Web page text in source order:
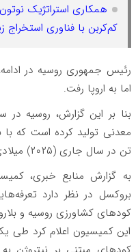
کم‌کربن با فناوری استخراج
رئیس جمهوری روسیه در
اما به اروپا رفت.
تن در سال جاری (۲۰۲۵) میلادی افزایش خواهد یافت.
به گزارش منابع خبری،
بروکسل در نظر دارد
کودهای کشاورزی روسیه و
این کمیسیون اعلام کرد طی